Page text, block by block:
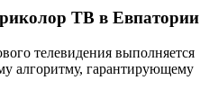
ТВ в Евпатории
телевидения выполняется
алгоритму, гарантирующему